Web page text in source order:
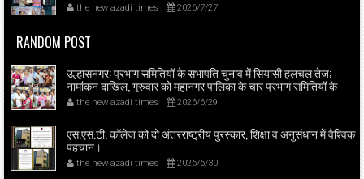
the new azadi times 2026/7/27
RANDOM POST
उल्हासनगर: प्रभाग समितियों के सभापति चुनाव में सियासी हलचल तेज;
नामांकन दाखिल, गुरुवार को महानगर पालिका के चार प्रभाग समितियों के
सभापति बिन विरोध चुनाव होंगे।
the new azadi times 2026/6/29
एस.एस.टी. कॉलेज को दो अंतरराष्ट्रीय पुरस्कार, शिक्षा व अनुसंधान में वैश्विक
पहचान।
the new azadi times 2026/6/30